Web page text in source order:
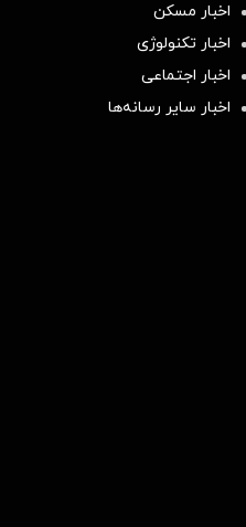
اخبار مسکن
اخبار تکنولوژی
اخبار اجتماعی
اخبار سایر رسانه‌‌ها